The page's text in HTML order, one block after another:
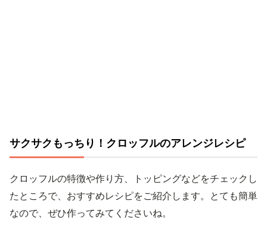
サクサクもっちり！クロッフルのアレンジレシピ
クロッフルの特徴や作り方、トッピングなどをチェックし
たところで、おすすめレシピをご紹介します。とても簡単
なので、ぜひ作ってみてくださいね。